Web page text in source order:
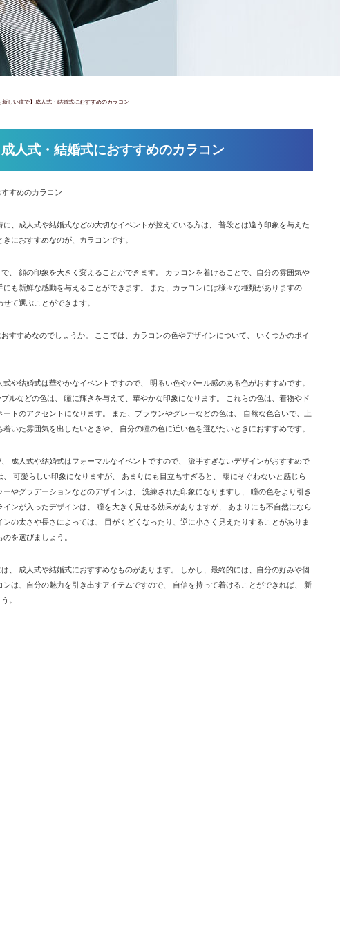
新しい瞳で】成人式・結婚式におすすめのカラコン
成人式・結婚式におすすめのカラコン
すめのカラコン
、成人式や結婚式などの大切なイベントが控えている方は、 普段とは違う印象を与えた
におすすめなのが、カラコンです。
、 顔の印象を大きく変えることができます。 カラコンを着けることで、自分の雰囲気や
も新鮮な感動を与えることができます。 また、カラコンには様々な種類がありますの
て選ぶことができます。
すすめなのでしょうか。 ここでは、カラコンの色やデザインについて、 いくつかのポイ
や結婚式は華やかなイベントですので、 明るい色やパール感のある色がおすすめです。
ルなどの色は、 瞳に輝きを与えて、華やかな印象になります。 これらの色は、着物やド
トのアクセントになります。 また、ブラウンやグレーなどの色は、 自然な色合いで、上
いた雰囲気を出したいときや、 自分の瞳の色に近い色を選びたいときにおすすめです。
成人式や結婚式はフォーマルなイベントですので、 派手すぎないデザインがおすすめで
可愛らしい印象になりますが、 あまりにも目立ちすぎると、 場にそぐわないと感じら
やグラデーションなどのデザインは、 洗練された印象になりますし、 瞳の色をより引き
ンが入ったデザインは、 瞳を大きく見せる効果がありますが、 あまりにも不自然になら
の太さや長さによっては、 目がくどくなったり、逆に小さく見えたりすることがありま
を選びましょう。
、 成人式や結婚式におすすめなものがあります。 しかし、最終的には、自分の好みや個
は、自分の魅力を引き出すアイテムですので、 自信を持って着けることができれば、 新
。